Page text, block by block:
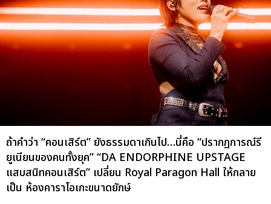
ถ้าคำว่า “คอนเสิร์ต” ยังธรรมดาเกินไป…นี่คือ “ปรากฏการณ์รี
ยูเนียนของคนทั้งยุค” “DA ENDORPHINE UPSTAGE
แสบสนิทคอนเสิร์ต” เปลี่ยน Royal Paragon Hall ให้กลาย
เป็น ห้องคาราโอเกะขนาดยักษ์